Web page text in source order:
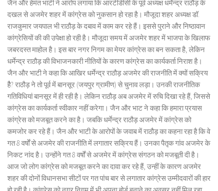
जैन और हेमंत भाटी ने आरोप लगाया कि आरटीडीसी के पूर्व अध्यक्ष धर्मेन्द्र राठौड़ के
दखल से अजमेर शहर में कांग्रेस को नुकसान हो रहा है। मौजूदा शहर अध्यक्ष डॉ.
राजकुमार जयपाल भी राठौड़ के दबाव में काम कर रहे हैं। इससे पुराने और निष्ठावान
कांग्रेसियों की की उपेक्षा हो रही है। मौजूदा समय में अजमेर शहर में भाजपा के खिलाफ
जबरदस्त माहोल है। इस बार नगर निगम का मेयर कांग्रेस का बन सकता है, लेकिन
धर्मेन्द्र राठौड़ की विभाजनकारी नीतियों के कारण कांग्रेस का कार्यकर्ता निराश है।
जैन और भाटी ने कहा कि आखिर धर्मेन्द्र राठौड़ अजमेर की राजनीति में क्यों सक्रिय
हैै? राठौड़ ने तो पूर्व में बानसूर (जयपुर ग्रामीण) से चुनाव लड़ा। उनकी राजनीतिक
गतिविधियां बानसूर में ही रही है। लेकिन राठौड़ अब अजमेर में रुचि दिखा रहे हैं, जिससे
कांग्रेस का कार्यकर्ता स्वीकार नहीं करेगा। जैन और भाट ने कहा कि हमारा प्रयास
कांग्रेस को मजबूत करने का है। जबकि धर्मेन्द्र राठौड़ अजमेर में कांग्रेस को
कमजोर कर रहे हैं। जैन और भाटी के आरोपों के जवाब में राठौड़ का कहना रहा है कि वे
गत 8 वर्षों से अजमेर की राजनीति में लगातार सक्रिय हैं। उनका पैतृक गांव अजमेर के
निकट नांद है। उन्होंने गत 8 वर्षों से अजमेर में कांग्रेस संगठन को मजबूती दी है।
आज जो लोग कांग्रेस को मजबूत करने का दावा कर रहे हैं, उन्हीं के कारण अजमेर
शहर की दोनों विधानसभा सीटों पर गत पांच बार से लगातार कांग्रेस उम्मीदवारों की हार